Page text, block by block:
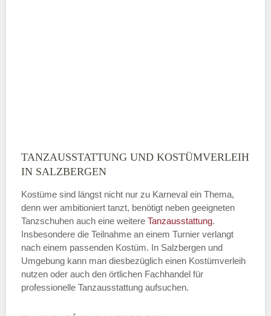
TANZAUSSTATTUNG UND KOSTÜMVERLEIH
IN SALZBERGEN
Kostüme sind längst nicht nur zu Karneval ein Thema,
denn wer ambitioniert tanzt, benötigt neben geeigneten
Tanzschuhen auch eine weitere Tanzausstattung.
Insbesondere die Teilnahme an einem Turnier verlangt
nach einem passenden Kostüm. In Salzbergen und
Umgebung kann man diesbezüglich einen Kostümverleih
nutzen oder auch den örtlichen Fachhandel für
professionelle Tanzausstattung aufsuchen.